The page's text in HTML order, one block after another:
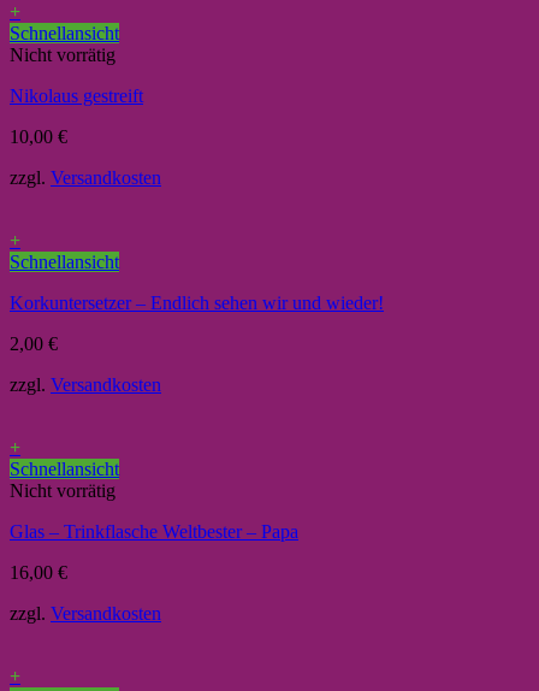
+
Schnellansicht
Nicht vorrätig
Nikolaus gestreift
10,00 €
zzgl. Versandkosten
+
Schnellansicht
Korkuntersetzer – Endlich sehen wir und wieder!
2,00 €
zzgl. Versandkosten
+
Schnellansicht
Nicht vorrätig
Glas – Trinkflasche Weltbester – Papa
16,00 €
zzgl. Versandkosten
+